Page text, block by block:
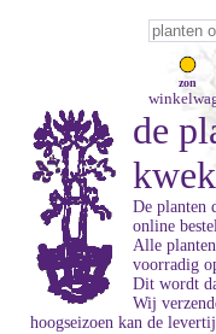
zon
de
De planten
online
Alle
voorradig
Dit wordt
Wij
hoogseizoen kan de